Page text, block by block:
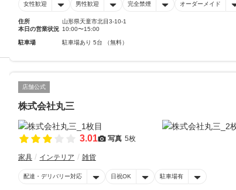
女性歓迎 男性歓迎 完全禁煙 オーダーメイド
住所
山形県天童市北目3-10-1
本日の営業状況 10:00〜15:00
駐車場 駐車場あり 5台 （無料）
店舗公式
株式会社丸三
3.01 写真 5枚
家具 インテリア 雑貨
配達・デリバリー対応 日祝OK 駐車場有